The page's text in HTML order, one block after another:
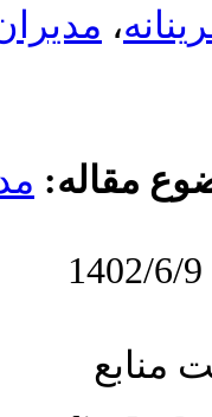
مدارس،